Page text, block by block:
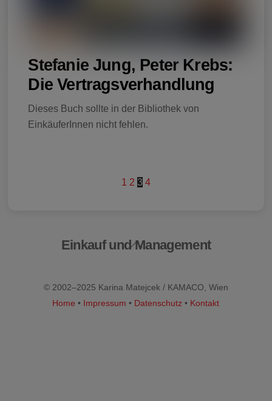
Stefanie Jung, Peter Krebs:
Die Vertragsverhandlung
Dieses Buch sollte in der Bibliothek von
EinkäuferInnen nicht fehlen.
1 2 3 4
Back
Einkauf und Management
© 2002–2025 Karina Matejcek / KAMACO, Wien
Home • Impressum • Datenschutz • Kontakt